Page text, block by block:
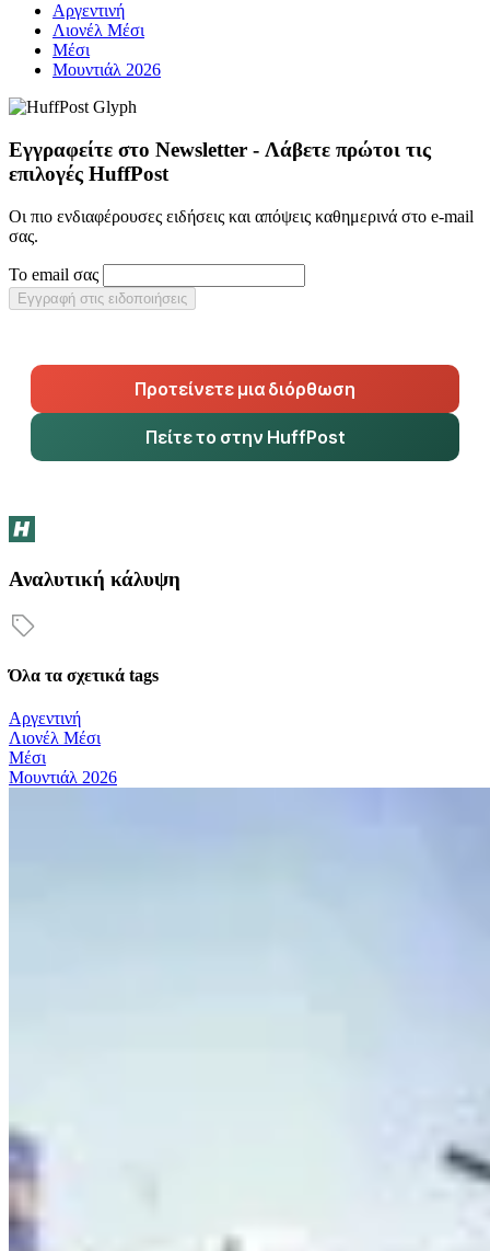
Αργεντινή
Λιονέλ Μέσι
Μέσι
Μουντιάλ 2026
Εγγραφείτε στο Newsletter - Λάβετε πρώτοι τις
επιλογές HuffPost
Οι πιο ενδιαφέρουσες ειδήσεις και απόψεις καθημερινά στο e-mail
σας.
Το email σας
Εγγραφή στις ειδοποιήσεις
Προτείνετε μια διόρθωση
Πείτε το στην HuffPost
Αναλυτική κάλυψη
Όλα τα σχετικά tags
Αργεντινή
Λιονέλ Μέσι
Μέσι
Μουντιάλ 2026